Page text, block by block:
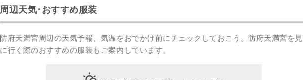
周辺天気･おすすめ服装
防府天満宮周辺の天気予報、気温をおでかけ前にチェックしておこう。防府天満宮を見
に行く際のおすすめの服装もご案内しています。